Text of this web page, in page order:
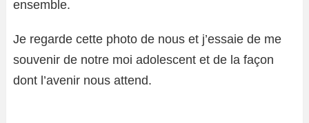
ensemble.
Je regarde cette photo de nous et j’essaie de me
souvenir de notre moi adolescent et de la façon
dont l’avenir nous attend.